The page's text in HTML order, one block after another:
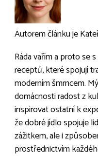
Autorem článku je
Ráda vařím a proto se
receptů, které spojují
moderním šmrncem.
domácnosti radost z
inspirovat ostatní k
že dobré jídlo spojuje
zážitkem, ale i
prostřednictvím